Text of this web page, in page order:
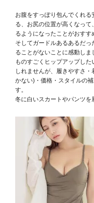
お腹をすっぽり包んでくれ
る、お尻の位置が高くなっ
るようになったことがおすす
そしてガードルあるあるだっ
ることがないことに感動しま
ものすごくヒップアップし
しれませんが、履きやすさ
かない)・価格・スタイルの
す。